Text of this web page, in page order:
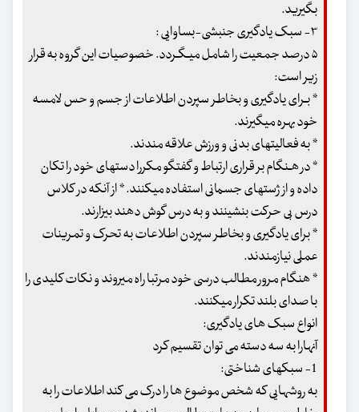
بگیرید.
۳- سبک یادگیری جنبشی-بساوایی :
۵ درصد جمعیت را شامل میـگـردد. خصوصیات این گروه به قرار
زیر است:
* بـرای یادگیری و بخاطر سپردن اطلاعات از جسم و حس لامسه
خود بهره میگیرند.
* به فعالیتهای بدنی و ورزش علاقه مندند.
* در هـنگام بر قراری ارتباط و گفتگو مکررا دستهای خود را تکان
داده و از ژستهای جسمانی استفاده میکنند. * از آنکه در کلاس
درس بی حرکت بنشینند و به درس گوش دهند بیزارند.
* برای یادگیری و بخاطر سپردن اطلاعات به تحرک و تمرینات
عملی نیازمندند.
* هنگام مرور مطالب درسی خود مرتبا راه میروند و نکات کلیدی را
با صدای بلند تکرار میکنند.
انواع سبک های یادگیری:
آنهارا به سه دسته می توان تقسیم کرد
1- سبکهای شناختی:
به روشهایی که شخص موضوع ها را درک می کند اطلاعات را به